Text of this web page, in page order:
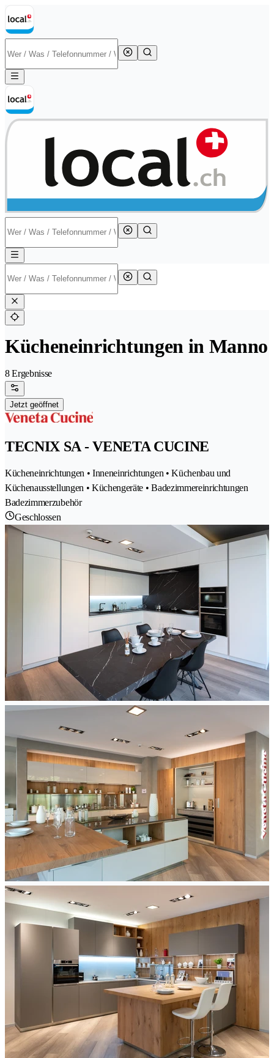
Kücheneinrichtungen in Manno
8 Ergebnisse
Jetzt geöffnet
TECNIX SA - VENETA CUCINE
Kücheneinrichtungen • Inneneinrichtungen • Küchenbau und
Küchenausstellungen • Küchengeräte • Badezimmereinrichtungen
Badezimmerzubehör
Geschlossen